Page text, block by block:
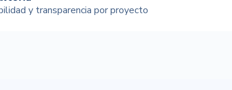
y transparencia por proyecto